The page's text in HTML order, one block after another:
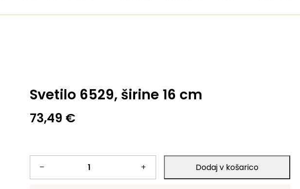
Svetilo 6529, širine 16 cm
73,49 €
–
Svetilo
+ Dodaj v košarico